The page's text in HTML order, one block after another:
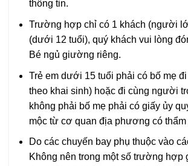
thông tin.
Trường hợp chỉ có 1 khách (người
(dưới 12 tuổi), quý khách vui lòng
Bé ngủ giường riêng.
Trẻ em dưới 15 tuổi phải có bố mẹ
theo khai sinh) hoặc đi cùng người
không phải bố mẹ phải có giấy ủy
mộc từ cơ quan địa phương có thẩm
Do các chuyến bay phụ thuộc vào
Không nên trong một số trường hợp